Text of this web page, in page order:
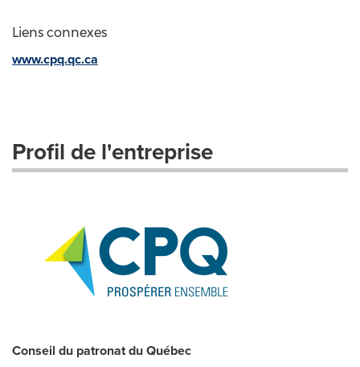
Liens connexes
www.cpq.qc.ca
Profil de l'entreprise
Conseil du patronat du Québec